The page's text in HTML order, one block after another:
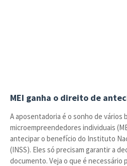
MEI ganha o direito de
A aposentadoria é o sonho de vários
microempreendedores individuais
antecipar o benefício do Instituto
(INSS). Eles só precisam garantir a
documento. Veja o que é necessário